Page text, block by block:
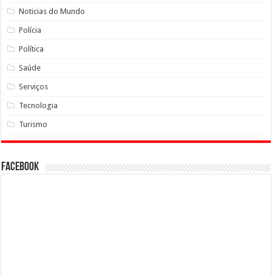
Noticias do Mundo
Polícia
Política
Saúde
Serviços
Tecnologia
Turismo
Facebook